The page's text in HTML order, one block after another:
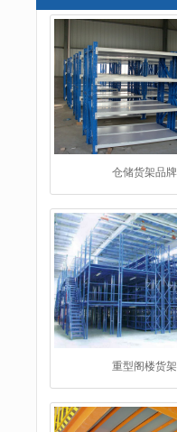
重型阁楼货架
阁楼平台货架